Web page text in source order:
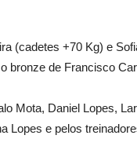
(cadetes +70 Kg) e
bronze de Francisco
Mota, Daniel Lopes,
Lopes e pelos